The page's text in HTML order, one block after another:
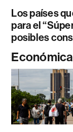
Los países
para el
posibles